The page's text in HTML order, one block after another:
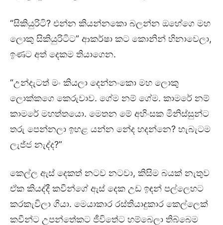
“සිකියුරිටි? එන්න කියන්නකො බලන්න ඔහේගෙ මහ
ලොකු සිකියුරිටිට” ආකර්ෂා කට කොනින් හිනාවෙලා,
ඉණට අත් දෙකම තියාගෙන.
“උන්දැටත් මං කියලා දෙන්නංකො මහ ලොකු
ලොක්කගෙ කෙරුවාව. ගේම නම් ගේම. කාමරේ නම්
කාමරේ මහත්තයො. මෙතන මේ අහිංසක මිනිස්සුන්ට
තරු පෙන්නලා ඉහළ යන්න නේද හදන්නෙ? හැබැටම
ලැජ්ජ නැද්ද?”
කෙල්ල ඇස් දෙකත් නටව නටවා, කිසිම බයක් නැතුව
ඒක කියද්දී කවීන්ගේ ඇස් දෙක උඩ ඉඳන් පල්ලෙහට
කරකැවිලා ගියා. මෙයාකාර රස්තියාදුකාර කෙල්ලෙක්
කවීන්ට උපන්තේකට ජීවිතේට හම්බෙලා තිබ්බෙම